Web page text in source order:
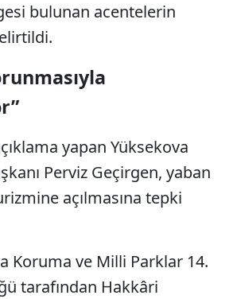
bulunan acentelerin
yapan Yüksekova
Perviz Geçirgen, yaban
açılmasına tepki
Koruma ve Milli Parklar 14.
tarafından Hakkâri